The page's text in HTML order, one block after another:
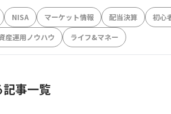
NISA マーケット情報 配当決算
初心
産運用ノウハウ ライフ&マネー
事一覧